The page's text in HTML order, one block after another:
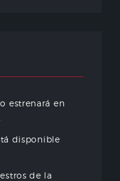
estrenará en
disponible
de la